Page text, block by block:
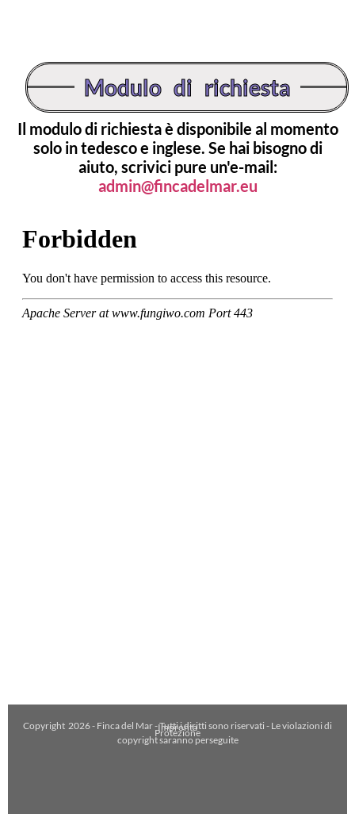
Modulo di richiesta
Il modulo di richiesta è disponibile al momento
solo in tedesco e inglese. Se hai bisogno di
aiuto, scrivici pure un'e-mail:
admin@fincadelmar.eu
Copyright 2026- Finca del Mar - Tutti i diritti sono riservati - Le violazioni di
copyright saranno perseguite
Impronta
Protezione